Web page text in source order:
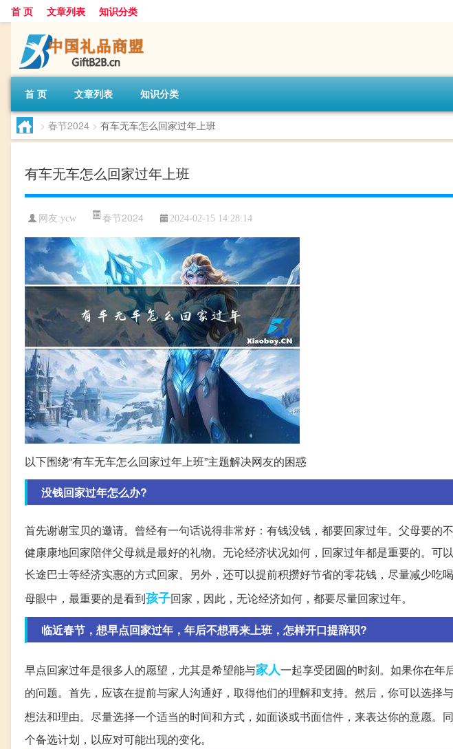
首 页 文章列表 知识分类
首 页 文章列表 知识分类
> 春节2024 > 有车无车怎么回家过年上班
有车无车怎么回家过年上班
网友:ycw 春节2024 2024-02-15 14:28:14
以下围绕“有车无车怎么回家过年上班”主题解决网友的困惑
没钱回家过年怎么办?
首先谢谢宝贝的邀请。曾经有一句话说得非常好：有钱没钱，都要回家过年。父母要的
健康康地回家陪伴父母就是最好的礼物。无论经济状况如何，回家过年都是重要的。可
长途巴士等经济实惠的方式回家。另外，还可以提前积攒好节省的零花钱，尽量减少吃
母眼中，最重要的是看到孩子回家，因此，无论经济如何，都要尽量回家过年。
临近春节，想早点回家过年，年后不想再来上班，怎样开口提辞职?
早点回家过年是很多人的愿望，尤其是希望能与家人一起享受团圆的时刻。如果你在年
的问题。首先，应该在提前与家人沟通好，取得他们的理解和支持。然后，你可以选择
想法和理由。尽量选择一个适当的时间和方式，如面谈或书面信件，来表达你的意愿。
个备选计划，以应对可能出现的变化。